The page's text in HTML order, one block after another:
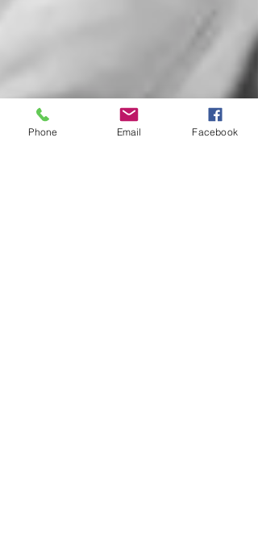
Phone Email Facebook